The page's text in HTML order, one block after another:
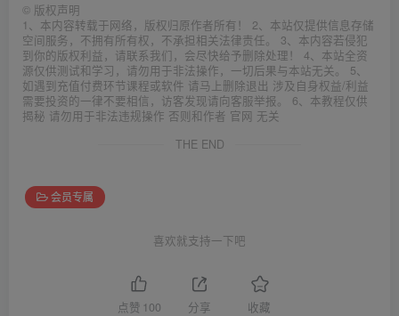
© 版权声明
1、本内容转载于网络，版权归原作者所有！ 2、本站仅提供信息存储
空间服务，不拥有所有权，不承担相关法律责任。 3、本内容若侵犯
到你的版权利益，请联系我们，会尽快给予删除处理！ 4、本站全资
源仅供测试和学习，请勿用于非法操作，一切后果与本站无关。 5、
如遇到充值付费环节课程或软件 请马上删除退出 涉及自身权益/利益
需要投资的一律不要相信，访客发现请向客服举报。 6、本教程仅供
揭秘 请勿用于非法违规操作 否则和作者 官网 无关
THE END
会员专属
喜欢就支持一下吧
点赞 100 分享 收藏